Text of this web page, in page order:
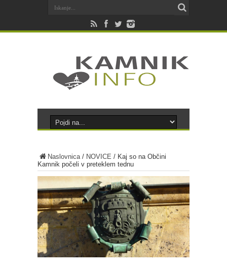
Naslovnica/ NOVICE / Kaj so na Občini
Kamnik počeli v preteklem tednu